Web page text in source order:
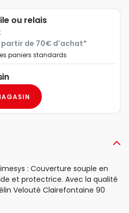
ou relais
de 70€ d'achat*
paniers standards
: Couverture souple en
et protectrice. Avec la qualité
Velouté Clairefontaine 90